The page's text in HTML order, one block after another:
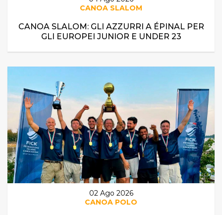
CANOA SLALOM
CANOA SLALOM: GLI AZZURRI A ÉPINAL PER
GLI EUROPEI JUNIOR E UNDER 23
02 Ago 2026
CANOA POLO